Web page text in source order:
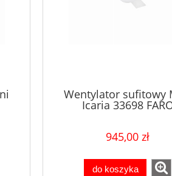
Wentylator sufitowy
Icaria 33698
945,00 zł
do koszyka